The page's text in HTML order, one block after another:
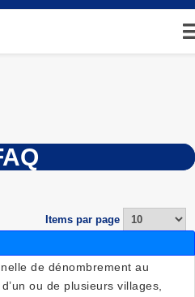
Items par page
de dénombrement au
ou de plusieurs villages,